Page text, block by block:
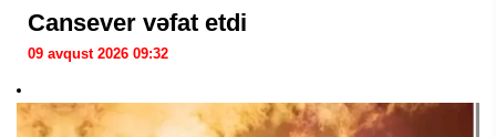
Cansever vəfat etdi
09 avqust 2026 09:32